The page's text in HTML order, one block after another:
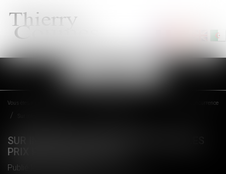
Ouvrir
le
Vous êtes ici : Droit de la concurrence
SUR INTERNET AUSSI, L'ENTENTE SUR LES
PRIX PEUT COÛTER CHER
Publié le :